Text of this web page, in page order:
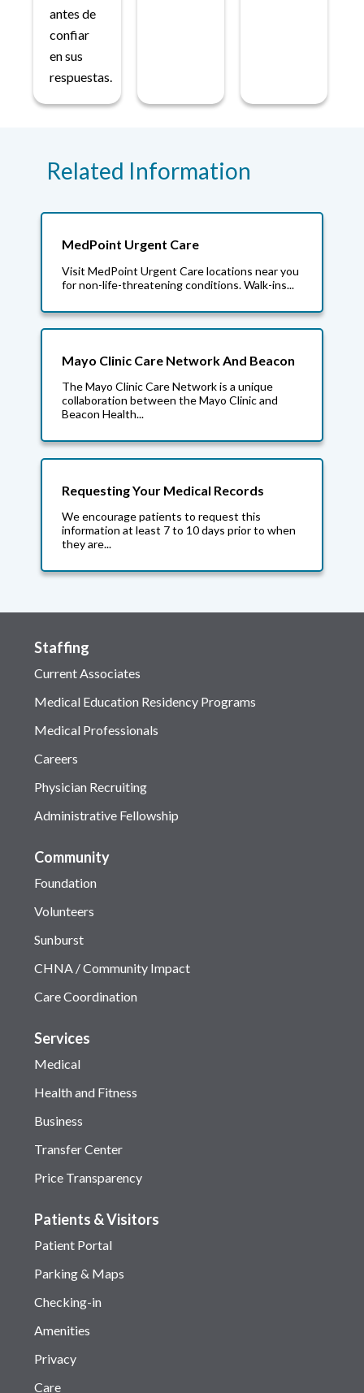
antes de
confiar
en sus
respuestas.
Related Information
MedPoint Urgent Care
Visit MedPoint Urgent Care locations near you
for non-life-threatening conditions. Walk-ins...
Mayo Clinic Care Network And Beacon
The Mayo Clinic Care Network is a unique
collaboration between the Mayo Clinic and
Beacon Health...
Requesting Your Medical Records
We encourage patients to request this
information at least 7 to 10 days prior to when
they are...
Staffing
Current Associates
Medical Education Residency Programs
Medical Professionals
Careers
Physician Recruiting
Administrative Fellowship
Community
Foundation
Volunteers
Sunburst
CHNA / Community Impact
Care Coordination
Services
Medical
Health and Fitness
Business
Transfer Center
Price Transparency
Patients & Visitors
Patient Portal
Parking & Maps
Checking-in
Amenities
Privacy
Care